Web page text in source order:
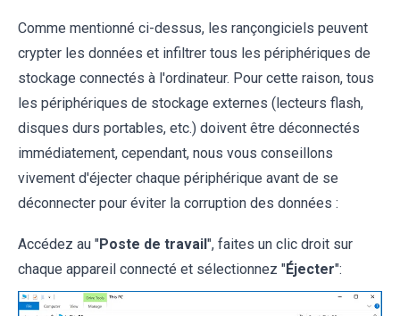
Comme mentionné ci-dessus, les rançongiciels peuvent
crypter les données et infiltrer tous les périphériques de
stockage connectés à l'ordinateur. Pour cette raison, tous
les périphériques de stockage externes (lecteurs flash,
disques durs portables, etc.) doivent être déconnectés
immédiatement, cependant, nous vous conseillons
vivement d'éjecter chaque périphérique avant de se
déconnecter pour éviter la corruption des données :
Accédez au "Poste de travail", faites un clic droit sur
chaque appareil connecté et sélectionnez "Éjecter":